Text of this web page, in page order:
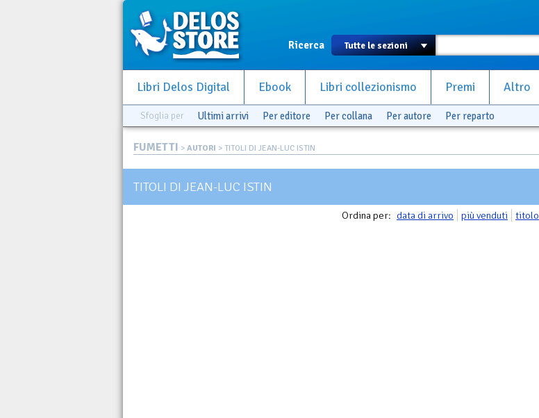
Ricerca
Libri Delos Digital Ebook Libri collezionismo Premi Altro
Sfoglia per Ultimi arrivi Per editore Per collana Per autore Per reparto
FUMETTI > AUTORI > TITOLI DI JEAN-LUC ISTIN
TITOLI DI JEAN-LUC ISTIN
Ordina per: data di arrivo più venduti titolo